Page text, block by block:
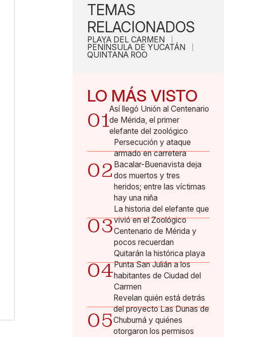
TEMAS
RELACIONADOS
PLAYA DEL CARMEN
PENÍNSULA DE YUCATÁN
QUINTANA ROO
LO MÁS VISTO
01Así llegó Unión al Centenario
de Mérida, el primer
elefante del zoológico
02
Persecución y ataque
armado en carretera
Bacalar-Buenavista deja
dos muertos y tres
heridos; entre las víctimas
hay una niña
03
La historia del elefante que
vivió en el Zoológico
Centenario de Mérida y
pocos recuerdan
04
Quitarán la histórica playa
Punta San Julián a los
habitantes de Ciudad del
Carmen
05
Revelan quién está detrás
del proyecto Las Dunas de
Chuburná y quiénes
otorgaron los permisos